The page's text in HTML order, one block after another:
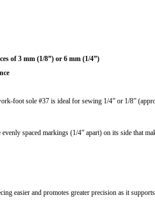
of 3 mm (1/8”) or 6 mm (1/4”)
foot sole #37 is ideal for sewing 1/4” or 1/8”
spaced markings (1/4” apart) on its side that
easier and promotes greater precision as it